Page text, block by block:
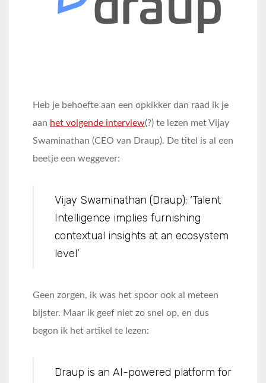
Heb je behoefte aan een opkikker dan raad ik je
aan het volgende interview(?) te lezen met Vijay
Swaminathan (CEO van Draup). De titel is al een
beetje een weggever:
Vijay Swaminathan (Draup): ‘Talent
Intelligence implies furnishing
contextual insights at an ecosystem
level’
Geen zorgen, ik was het spoor ook al meteen
bijster. Maar ik geef niet zo snel op, en dus
begon ik het artikel te lezen:
Draup is an AI-powered platform for